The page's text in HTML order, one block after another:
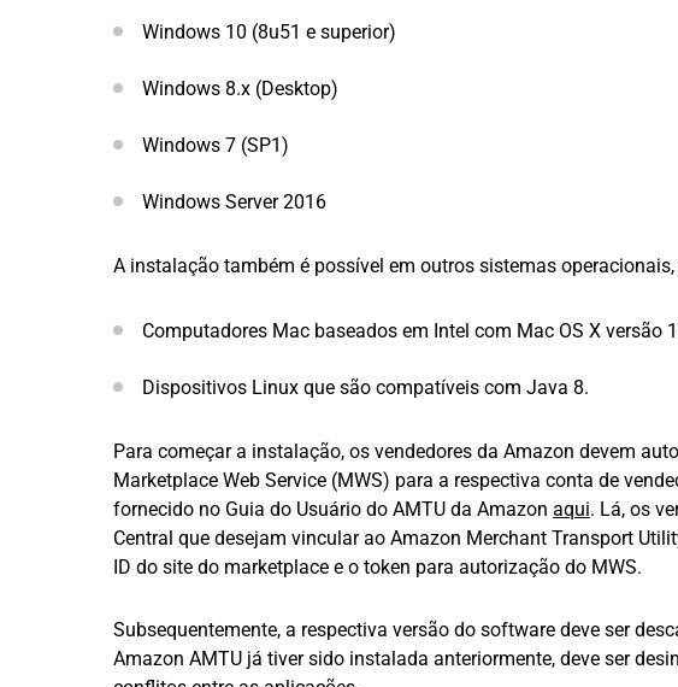
Windows 10 (8u51 e superior)
Windows 8.x (Desktop)
Windows 7 (SP1)
Windows Server 2016
A instalação também é possível em outros sistemas
Computadores Mac baseados em Intel com Mac OS X versão
Dispositivos Linux que são compatíveis com Java 8.
Para começar a instalação, os vendedores da Amazon devem
Marketplace Web Service (MWS) para a respectiva conta de
fornecido no Guia do Usuário do AMTU da Amazon aqui. Lá, os
Central que desejam vincular ao Amazon Merchant Transport
ID do site do marketplace e o token para autorização do MWS.
Subsequentemente, a respectiva versão do software deve ser
Amazon AMTU já tiver sido instalada anteriormente, deve ser